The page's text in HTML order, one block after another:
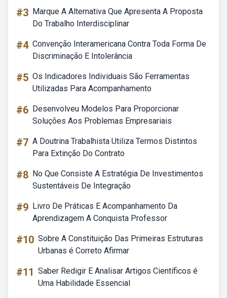
#3 Marque A Alternativa Que Apresenta A Proposta
Do Trabalho Interdisciplinar
#4 Convenção Interamericana Contra Toda Forma De
Discriminação E Intolerância
#5 Os Indicadores Individuais São Ferramentas
Utilizadas Para Acompanhamento
#6 Desenvolveu Modelos Para Proporcionar
Soluções Aos Problemas Empresariais
#7 A Doutrina Trabalhista Utiliza Termos Distintos
Para Extinção Do Contrato
#8 No Que Consiste A Estratégia De Investimentos
Sustentáveis De Integração
#9 Livro De Práticas E Acompanhamento Da
Aprendizagem A Conquista Professor
#10 Sobre A Constituição Das Primeiras Estruturas
Urbanas é Correto Afirmar
#11 Saber Redigir E Analisar Artigos Científicos é
Uma Habilidade Essencial